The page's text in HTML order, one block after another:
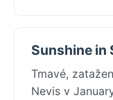
Sunshine in
Tmavé,
Nevis v